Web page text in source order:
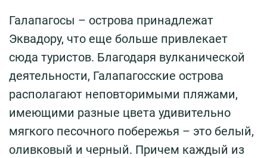
Галапагосы – острова принадлежат
Эквадору, что еще больше привлекает
сюда туристов. Благодаря вулканической
деятельности, Галапагосские острова
располагают неповторимыми пляжами,
имеющими разные цвета удивительно
мягкого песочного побережья – это белый,
оливковый и черный. Причем каждый из